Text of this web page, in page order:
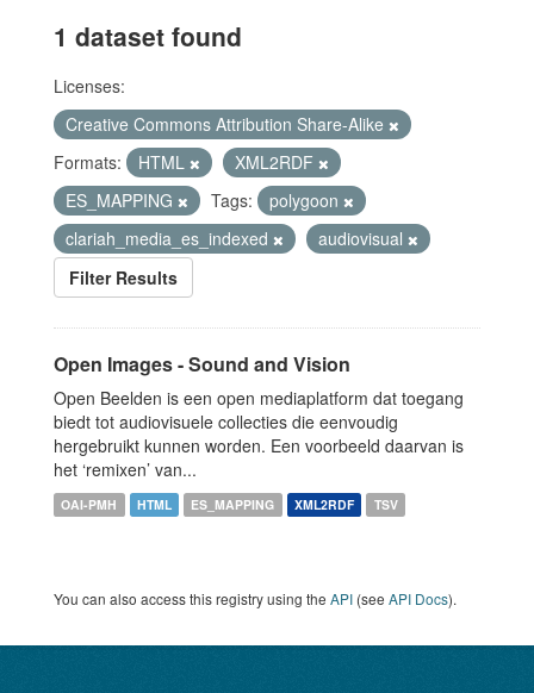
1 dataset found
Licenses:
Creative Commons Attribution Share-Alike
Formats:
HTML
XML2RDF
ES_MAPPING
Tags:
polygoon
clariah_media_es_indexed
audiovisual
Filter Results
Open Images - Sound and Vision
Open Beelden is een open mediaplatform dat toegang
biedt tot audiovisuele collecties die eenvoudig
hergebruikt kunnen worden. Een voorbeeld daarvan is
het ‘remixen’ van...
OAI-PMH HTML ES_MAPPING XML2RDF TSV
You can also access this registry using the API (see API Docs).